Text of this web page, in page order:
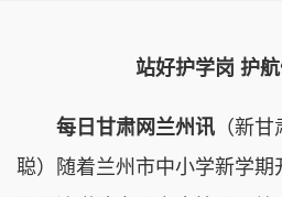
站好护学岗 护
每日甘肃网兰州讯 （新
聪）随着兰州市中小学新学期